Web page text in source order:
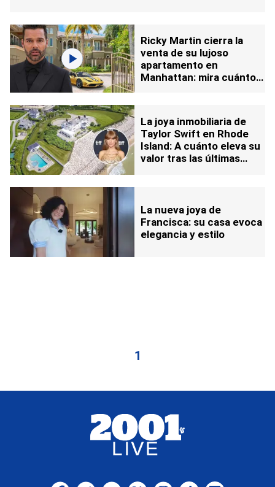
Ricky Martin cierra la
venta de su lujoso
apartamento en
Manhattan: mira cuánto
La joya inmobiliaria de
Taylor Swift en Rhode
Island: A cuánto eleva su
valor tras las últimas
La nueva joya de
Francisca: su casa evoca
elegancia y estilo
1